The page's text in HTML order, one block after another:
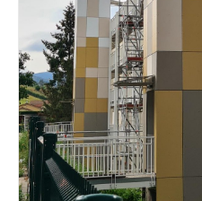
Vous recherchez&nbsp;:
Rechercher